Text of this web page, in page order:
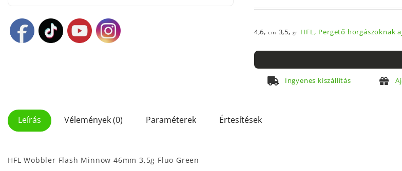
4,6, cm 3,5, gr HFL, Pergető horgászoknak
Ingyenes kiszállítás
Leírás Vélemények (0) Paraméterek Értesítések
HFL Wobbler Flash Minnow 46mm 3,5g Fluo Green